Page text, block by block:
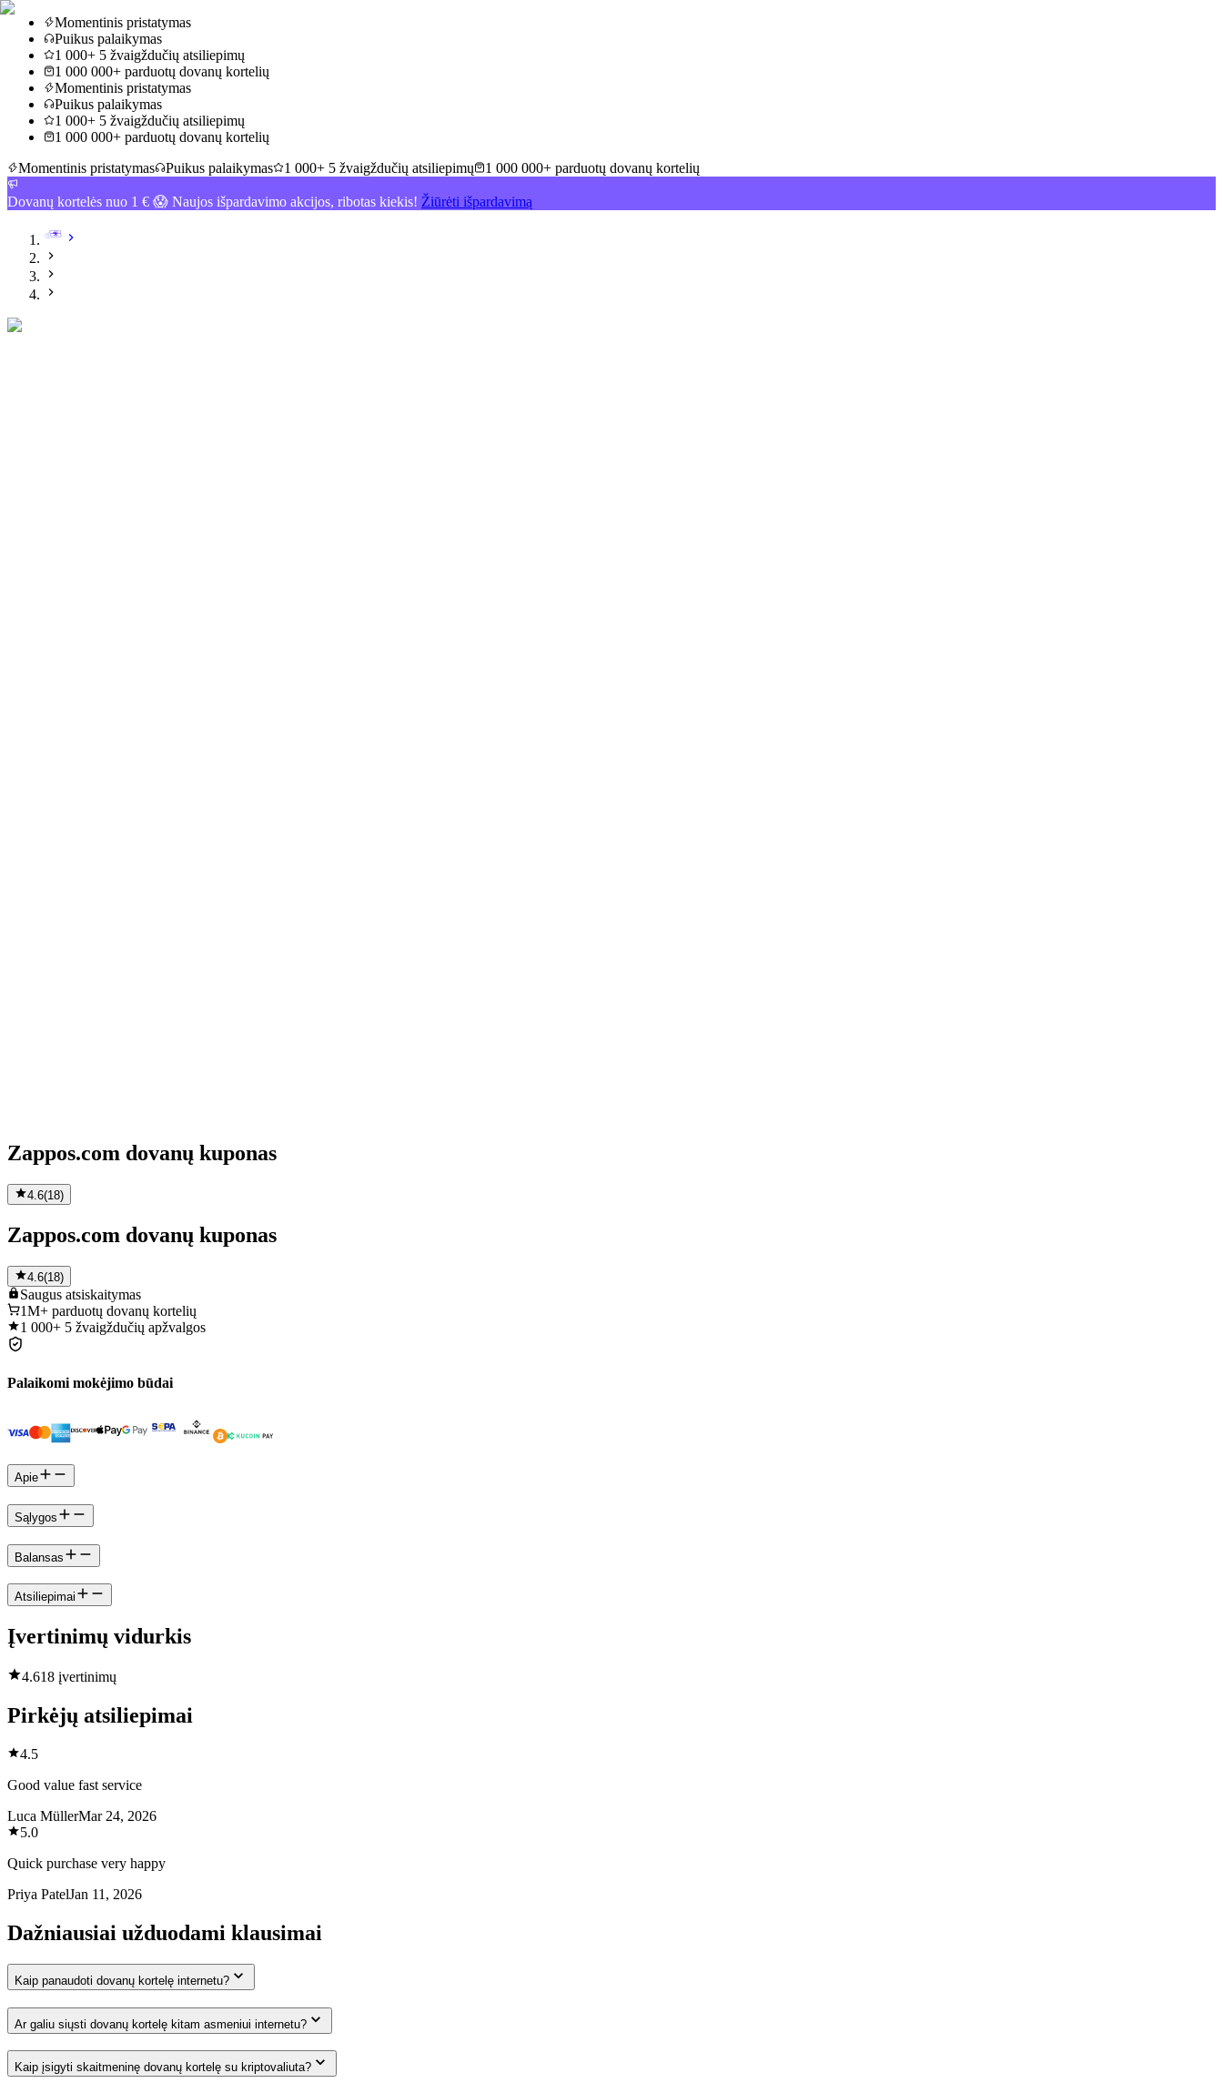
Momentinis pristatymas
Puikus palaikymas
1 000+ 5 žvaigždučių atsiliepimų
1 000 000+ parduotų dovanų kortelių
Momentinis pristatymas
Puikus palaikymas
1 000+ 5 žvaigždučių atsiliepimų
1 000 000+ parduotų dovanų kortelių
Momentinis pristatymas
Puikus palaikymas 1 000+ 5 žvaigždučių atsiliepimų 1 000 000+ parduotų dovanų kortelių
Dovanų kortelės nuo 1 € 😱 Naujos išpardavimo akcijos, ribotas kiekis! Žiūrėti išpardavimą
Zappos.com dovanų kuponas
4.6(18)
Zappos.com dovanų kuponas
4.6(18)
Saugus atsiskaitymas
1M+ parduotų dovanų kortelių
1 000+ 5 žvaigždučių apžvalgos
Palaikomi mokėjimo būdai
Apie
Sąlygos
Balansas
Atsiliepimai
Įvertinimų vidurkis
4.618 įvertinimų
Pirkėjų atsiliepimai
4.5
Good value fast service
Luca MüllerMar 24, 2026
5.0
Quick purchase very happy
Priya PatelJan 11, 2026
Dažniausiai užduodami klausimai
Kaip panaudoti dovanų kortelę internetu?
Ar galiu siųsti dovanų kortelę kitam asmeniui internetu?
Kaip įsigyti skaitmeninę dovanų kortelę su kriptovaliuta?